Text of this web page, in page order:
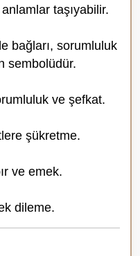
taşıyabilir.
bağları, sorumluluk
sembolüdür.
ve şefkat.
şükretme.
ve emek.
dileme.